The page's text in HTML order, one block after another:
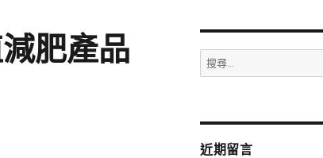
肥產品
搜
尋
字:
近期留言